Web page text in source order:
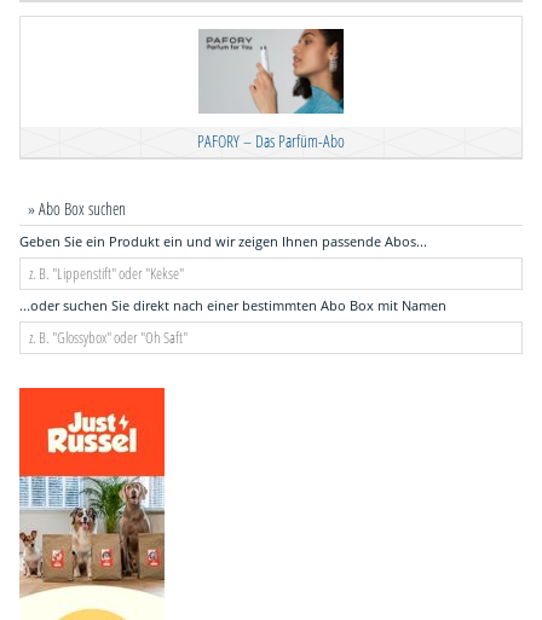
PAFORY – Das Parfüm-Abo
» Abo Box suchen
Geben Sie ein Produkt ein und wir zeigen Ihnen passende Abos...
...oder suchen Sie direkt nach einer bestimmten Abo Box mit Namen